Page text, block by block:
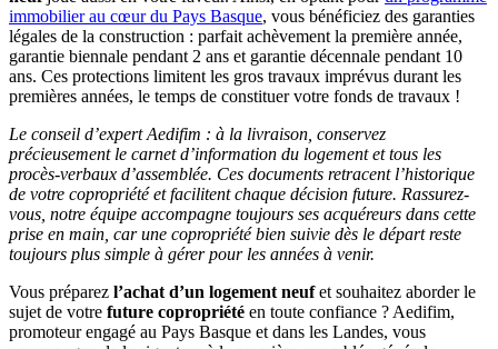
immobilier au cœur du Pays Basque, vous bénéficiez des garanties
légales de la construction : parfait achèvement la première année,
garantie biennale pendant 2 ans et garantie décennale pendant 10
ans. Ces protections limitent les gros travaux imprévus durant les
premières années, le temps de constituer votre fonds de travaux !
Le conseil d’expert Aedifim : à la livraison, conservez
précieusement le carnet d’information du logement et tous les
procès-verbaux d’assemblée. Ces documents retracent l’historique
de votre copropriété et facilitent chaque décision future. Rassurez-
vous, notre équipe accompagne toujours ses acquéreurs dans cette
prise en main, car une copropriété bien suivie dès le départ reste
toujours plus simple à gérer pour les années à venir.
Vous préparez l’achat d’un logement neufet souhaitez aborder le
sujet de votre future copropriété en toute confiance ? Aedifim,
promoteur engagé au Pays Basque et dans les Landes, vous